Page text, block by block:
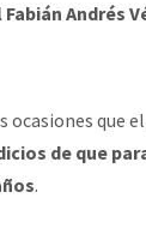
Andrés
ocasiones que
de que
.